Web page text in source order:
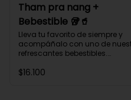
Tham pra nang +
Bebestible 🥡🥤
Lleva tu favorito de siempre y
acompáñalo con uno de
refrescantes bebestibles.
cremoso al coco curry
$16.100